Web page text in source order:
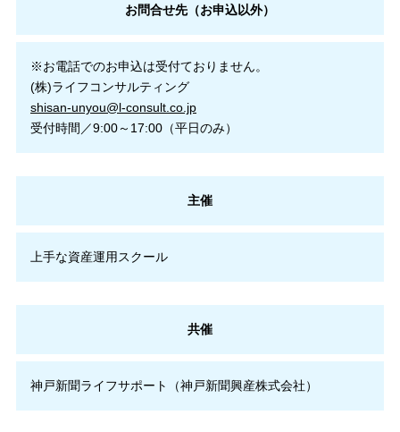
お問合せ先（お申込以外）
※お電話でのお申込は受付ておりません。
(株)ライフコンサルティング
shisan-unyou@l-consult.co.jp
受付時間／9:00～17:00（平日のみ）
主催
上手な資産運用スクール
共催
神戸新聞ライフサポート（神戸新聞興産株式会社）